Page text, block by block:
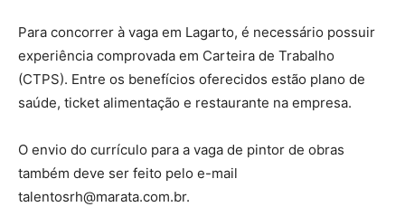
Para concorrer à vaga em Lagarto, é necessário possuir
experiência comprovada em Carteira de Trabalho
(CTPS). Entre os benefícios oferecidos estão plano de
saúde, ticket alimentação e restaurante na empresa.
O envio do currículo para a vaga de pintor de obras
também deve ser feito pelo e-mail
talentosrh@marata.com.br.